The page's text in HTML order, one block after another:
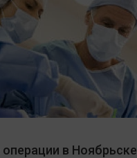
в Ноябрьске